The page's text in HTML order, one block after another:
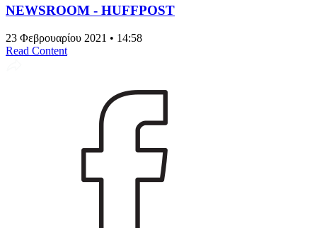
NEWSROOM - HUFFPOST
23 Φεβρουαρίου 2021 • 14:58
Read Content